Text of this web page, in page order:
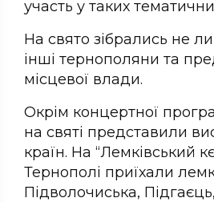
участь у таких
На свято зібрались не
інші тернополяни та
місцевої влади.
Окрім концертної
на святі представили
країн. На “Лемківський
Тернополі приїхали
Підволочиська,